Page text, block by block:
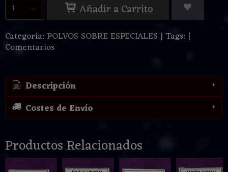
Añadir a Carrito
Categoría:POLVOS SOBRE ESPECIALES | Tags: |
Comentarios
Descripción
Costes de Envío
Productos Relacionados